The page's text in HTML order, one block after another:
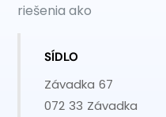
riešenia ako
SÍDLO
Závadka 67
072 33 Závadka